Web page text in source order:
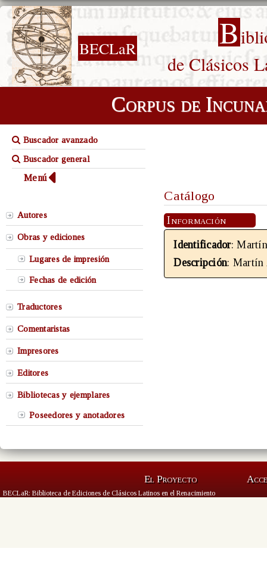
BECLaR B
de Clásicos
Corpus de
Buscador avanzado
Buscador general
Menú
Autores
Obras y ediciones
Lugares de impresión
Fechas de edición
Traductores
Comentaristas
Impresores
Editores
Bibliotecas y ejemplares
Poseedores y anotadores
Catálogo
Información
Identificador:
Descripción: Martín
El Proyecto
BECLaR: Biblioteca de Ediciones de Clásicos Latinos en el Renacimiento